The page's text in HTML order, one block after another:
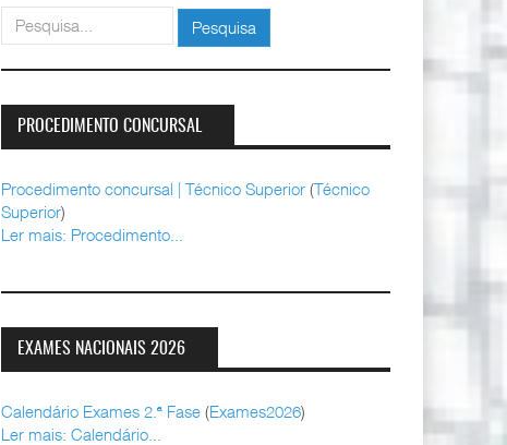
pesquisar Pesquisa
PROCEDIMENTO CONCURSAL
Procedimento concursal | Técnico Superior (Técnico
Superior)
Ler mais: Procedimento...
EXAMES NACIONAIS 2026
Calendário Exames 2.ª Fase (Exames2026)
Ler mais: Calendário...